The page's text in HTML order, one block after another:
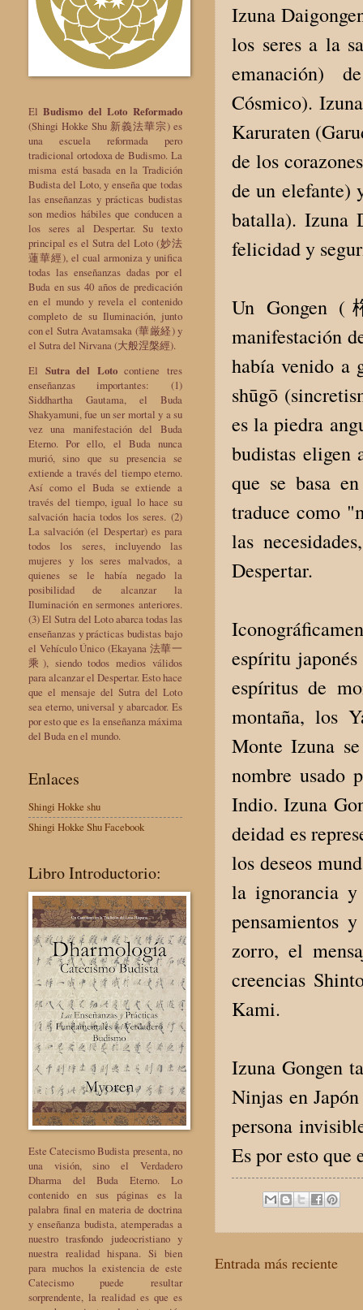
Izuna
los seres a la
emanación) de
Cósmico).Izuna
Karuraten (
de los
de un elefante)
batalla). Izuna
felicidady
Un Gongen (
manifestación
había venido a
shūgō
es la piedra
budistas eligen
que se basa
traduce como
las
Despertar.
espíritu
espíritus de
montaña, los
Monte Izuna
nombre usado
Indio.Izuna
deidad es
los deseos
la ignorancia y
pensamientos
zorro, el
creencias
Kami.
Izuna Gongen
Ninjas en
persona
Es por esto que
Entrada más reciente
ElBudismo del Loto Reformado
(Shingi Hokke Shu 新義法華宗) es
una escuela reformada pero
tradicional ortodoxa de Budismo. La
misma está basada en la Tradición
Budista del Loto, y enseña que todas
las enseñanzas y prácticas budistas
son medios hábiles que conducen a
los seres al Despertar. Su texto
principal es el Sutra del Loto (妙法
蓮華經), el cual armoniza y unifica
todas las enseñanzas dadas por el
Buda en sus 40 años de predicación
en el mundo y revela el contenido
completo de su Iluminación, junto
con el Sutra Avatamsaka (華厳経) y
el Sutra del Nirvana (大般涅槃經).
El Sutra del Lotocontiene tres
enseñanzas importantes: (1)
Siddhartha Gautama, el Buda
Shakyamuni, fue un ser mortal y a su
vez una manifestación del Buda
Eterno. Por ello, el Buda nunca
murió, sino que su presencia se
extiende a través del tiempo eterno.
Así como el Buda se extiende a
través del tiempo, igual lo hace su
salvación hacia todos los seres. (2)
La salvación (el Despertar) es para
todos los seres, incluyendo las
mujeres y los seres malvados, a
quienes se le había negado la
posibilidad de alcanzar la
Iluminación en sermones anteriores.
(3) El Sutra del Loto abarca todas las
enseñanzas y prácticas budistas bajo
el Vehículo Único (Ekayana 法華一
乘), siendo todos medios válidos
para alcanzar el Despertar. Esto hace
que el mensaje del Sutra del Loto
sea eterno, universal y abarcador. Es
por esto que es la enseñanza máxima
del Buda en el mundo.
Enlaces
Shingi Hokke shu
Shingi Hokke Shu Facebook
Libro Introductorio:
Este Catecismo Budista presenta, no
una visión, sino el Verdadero
Dharma del Buda Eterno. Lo
contenido en sus páginas es la
palabra final en materia de doctrina
y enseñanza budista, atemperadas a
nuestro trasfondo judeocristiano y
nuestra realidad hispana. Si bien
para muchos la existencia de este
Catecismo puede resultar
sorprendente, la realidad es que es